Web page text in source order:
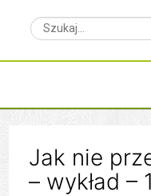
Jak nie
– wykład –